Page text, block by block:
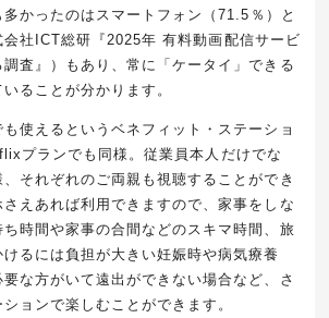
かったのはスマートフォン（71.5％）と
社ICT総研『2025年 有料動画配信サービ
査』）もあり、常に「ケータイ」できる
ることが分かります。
使えるというベネフィット・ステーショ
プランでも同様。従業員本人だけでな
それぞれのご両親も視聴することができ
えあれば利用できますので、家事をしな
時間や家事の合間などのスキマ時間、旅
るには負担が大きい妊娠時や病気療養
な方がいて遠出ができない場合など、さ
ョンで楽しむことができます。